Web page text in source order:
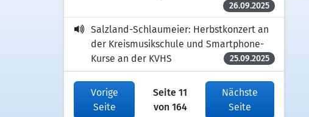
26.09.2025
Salzland-Schlaumeier: Herbstkonzert an
der Kreismusikschule und Smartphone-
Kurse an der KVHS
25.09.2025
Vorige
Seite
Seite 11
von 164
Nächste
Seite